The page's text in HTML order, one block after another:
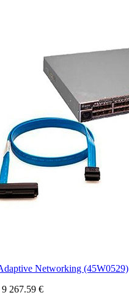
Networking (45W0529)
9 267.59 €